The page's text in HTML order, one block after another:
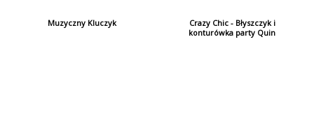
Muzyczny Kluczyk
Crazy Chic - Błyszczyk i
konturówka party Quin